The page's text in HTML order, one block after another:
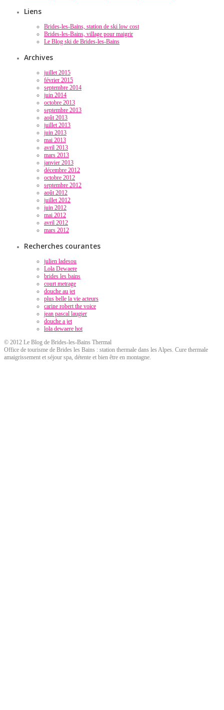
Liens
Brides-les-Bains, station de ski low cost
Brides-les-Bains, village pour maigrir
Le Blog ski de Brides-les-Bains
Archives
juillet 2015
février 2015
septembre 2014
juin 2014
octobre 2013
septembre 2013
août 2013
juillet 2013
juin 2013
mai 2013
avril 2013
mars 2013
janvier 2013
décembre 2012
octobre 2012
septembre 2012
août 2012
juillet 2012
juin 2012
mai 2012
avril 2012
mars 2012
Recherches courantes
julien ladesou
Lola Dewaere
brides les bains
court metrage
douche au jet
plus belle la vie acteurs
carine robert the voice
jean pascal laugier
douche a jet
lola dewaere hot
© 2012 Le Blog de Brides-les-Bains Thermal
Office de tourisme de Brides les Bains : station thermale dans les Alpes. Cure thermale
amaigrissement et séjour spa, détente et bien être en montagne.